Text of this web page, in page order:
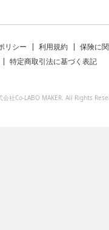
リシー 利用規約
保険に
特定商取引法に基づく表記
社Co-LABO MAKER. All Rights